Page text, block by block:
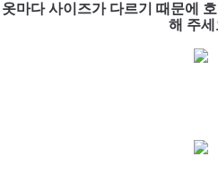
옷마다 사이즈가 다르기 때문에
해 주세